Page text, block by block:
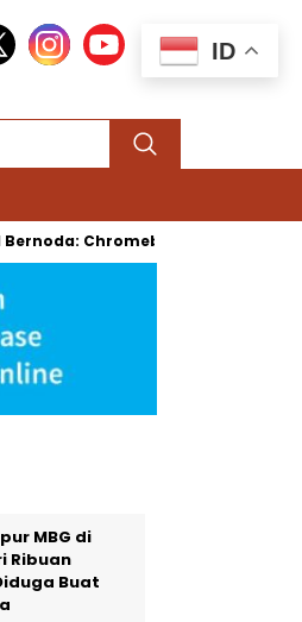
Chromebook Nadiem
MBG di
Ribuan
Buat
ID